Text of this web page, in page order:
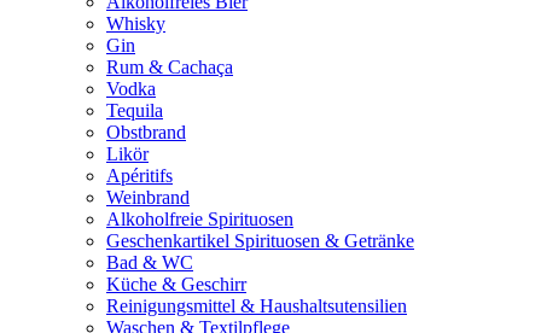
Whisky
Gin
Rum & Cachaça
Vodka
Tequila
Obstbrand
Likör
Apéritifs
Weinbrand
Alkoholfreie Spirituosen
Geschenkartikel Spirituosen & Getränke
Bad & WC
Küche & Geschirr
Reinigungsmittel & Haushaltsutensilien
Waschen & Textilpflege